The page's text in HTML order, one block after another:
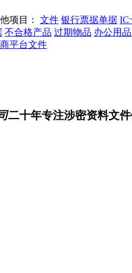
项目： 文件 银行票据单据 IC
不合格产品 过期物品 办公用
平台文件
二十年专注涉密资料文